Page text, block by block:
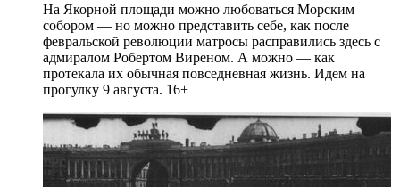
На Якорной площади можно любоваться Морским
собором — но можно представить себе, как после
февральской революции матросы расправились здесь с
адмиралом Робертом Виреном. А можно — как
протекала их обычная повседневная жизнь. Идем на
прогулку 9 августа. 16+